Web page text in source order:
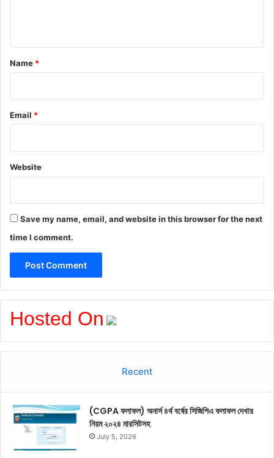
*
Name *
Email *
Website
Save my name, email, and website in this browser for the next
time I comment.
Hosted On
Recent
(CGPA ফলাফল) অনার্স ৪র্থ বর্ষের সিজিপিএ ফলাফল দেখার
নিয়ম ২০২৪ মারসিটসহ
July 5, 2026